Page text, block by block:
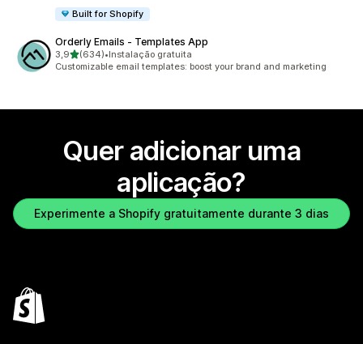
Built for Shopify
Orderly Emails ‑ Templates App
3,9de 5 estrelas
(634)
634 total de avaliações
•Instalação gratuita
Customizable email templates: boost your brand and marketing
Quer adicionar uma
aplicação?
Experimente a Shopify gratuitamente durante 3 dias